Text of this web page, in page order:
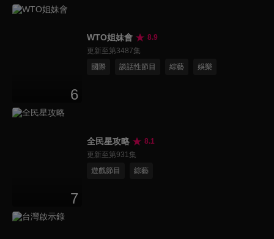
6
WTO姐妹會
8.9
更新至第3487集
國際
談話性節目 綜藝 娛樂
7
全民星攻略
8.1
更新至第931集
遊戲節目
綜藝